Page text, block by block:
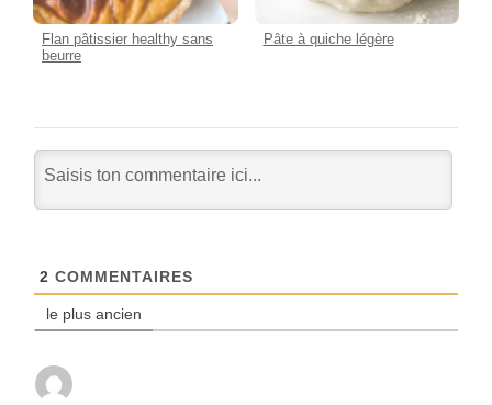
Flan pâtissier healthy sans
beurre
Pâte à quiche légère
2 COMMENTAIRES
le plus ancien